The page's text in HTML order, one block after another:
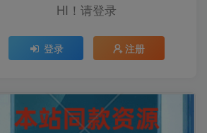
HI！请登录
登录 注册